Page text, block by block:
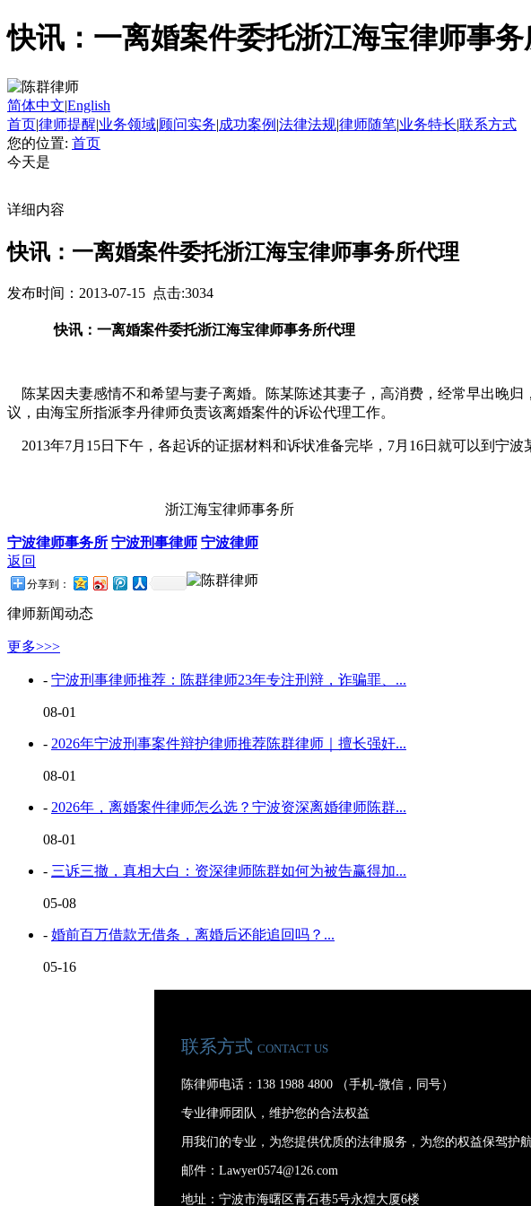
快讯：一离婚案件委托浙江海宝律师事务
简体中文|English
首页|律师提醒|业务领域|顾问实务|成功案例 |法律法规|律师随笔|业务特长|联系方式
您的位置: 首页
今天是
详细内容
快讯：一离婚案件委托浙江海宝律师事务所代理
发布时间：2013-07-15 点击:3034
快讯：一离婚案件委托浙江海宝律师事务所代理
陈某因夫妻感情不和希望与妻子离婚。陈某陈述其妻子，高消费，经常早出晚
议，由海宝所指派李丹律师负责该离婚案件的诉讼代理工作。
2013年7月15日下午，各起诉的证据材料和诉状准备完毕，7月16日就可以到宁波
浙江海宝律师事务所
宁波律师事务所 宁波刑事律师 宁波律师
返回
分享到：
律师新闻动态
更多>>>
- 宁波刑事律师推荐：陈群律师23年专注刑辩，诈骗罪、...
08-01
- 2026年宁波刑事案件辩护律师推荐陈群律师｜擅长强奸...
08-01
- 2026年，离婚案件律师怎么选？宁波资深离婚律师陈群...
08-01
- 三诉三撤，真相大白：资深律师陈群如何为被告赢得加...
05-08
- 婚前百万借款无借条，离婚后还能追回吗？...
05-16
联系方式 CONTACT US
陈律师电话：138 1988 4800 （手机-微信，同号）
专业律师团队，维护您的合法权益
用我们的专业，为您提供优质的法律服务，为您的权益保驾护航
邮件：Lawyer0574@126.com
地址：宁波市海曙区青石巷5号永煌大厦6楼